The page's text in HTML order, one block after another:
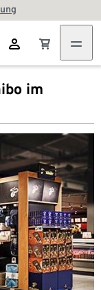
im